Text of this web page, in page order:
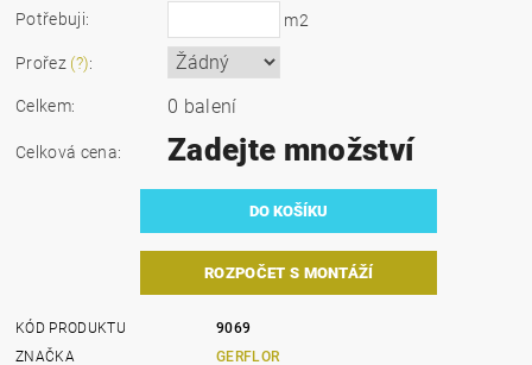
Potřebuji: m2
Prořez (?):
Celkem: 0 balení
Celková cena: Zadejte množství
ROZPOČET S MONTÁŽÍ
KÓD PRODUKTU
9069
ZNAČKA
GERFLOR